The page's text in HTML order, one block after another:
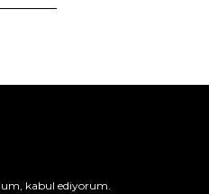
kabul ediyorum.